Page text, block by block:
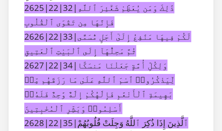
2625|22|32|ذَٰلِكَ وَمَن يُعَظِّمْ شَعَٰٓئِرَ ٱللَّهِ
فَإِنَّهَا مِن تَقْوَى ٱلْقُلُوبِ
2626|22|33|لَكُمْ فِيهَا مَنَٰفِعُ إِلَىٰٓ أَجَلٍ مُّسَمًّى
ثُمَّ مَحِلُّهَآ إِلَى ٱلْبَيْتِ ٱلْعَتِيقِ
2627|22|34|وَلِكُلِّ أُمَّةٍ جَعَلْنَا مَنسَكًا
لِّيَذْكُرُوا۟ ٱسْمَ ٱللَّهِ عَلَىٰ مَا رَزَقَهُم مِّنۢ
بَهِيمَةِ ٱلْأَنْعَٰمِ فَإِلَٰهُكُمْ إِلَٰهٌ وَٰحِدٌ فَلَهُۥٓ
أَسْلِمُوا۟ وَبَشِّرِ ٱلْمُخْبِتِينَ
2628|22|35|ٱلَّذِينَ إِذَا ذُكِرَ ٱللَّهُ وَجِلَتْ قُلُوبُهُمْ